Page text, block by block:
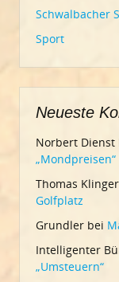
Schwalbacher
Sport
Neueste
Norbert Dienst
„Mondpreisen“
Thomas Klinger
Golfplatz
Grundler bei
Intelligenter
„Umsteuern“